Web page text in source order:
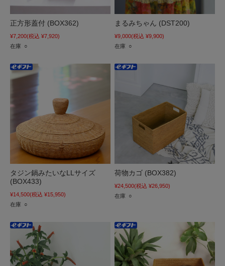
正方形蓋付 (BOX362)
¥7,200(税込 ¥7,920)
在庫 ○
まるみちゃん (DST200)
¥9,000(税込 ¥9,900)
在庫 ○
タジン鍋みたいなLLサイズ
(BOX433)
¥14,500(税込 ¥15,950)
在庫 ○
荷物カゴ (BOX382)
¥24,500(税込 ¥26,950)
在庫 ○